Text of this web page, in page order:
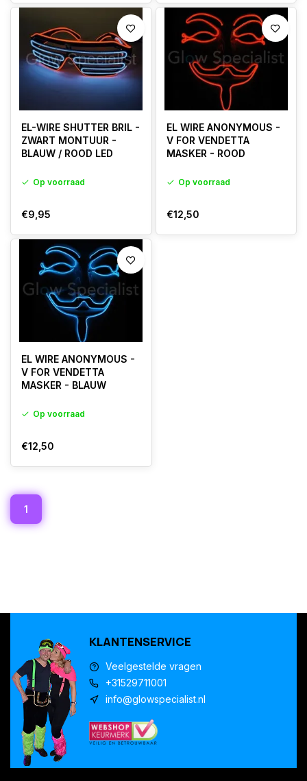
EL-WIRE SHUTTER BRIL -
ZWART MONTUUR -
BLAUW / ROOD LED
Op voorraad
€9,95
EL WIRE ANONYMOUS -
V FOR VENDETTA
MASKER - ROOD
Op voorraad
€12,50
EL WIRE ANONYMOUS -
V FOR VENDETTA
MASKER - BLAUW
Op voorraad
€12,50
1
KLANTENSERVICE
Veelgestelde vragen
+31529711001
info@glowspecialist.nl